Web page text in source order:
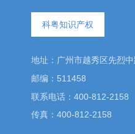
科粤知识产权
地址：广州市越秀区先烈
邮编：511458
联系电话：400-812-2158
传真：400-812-2158